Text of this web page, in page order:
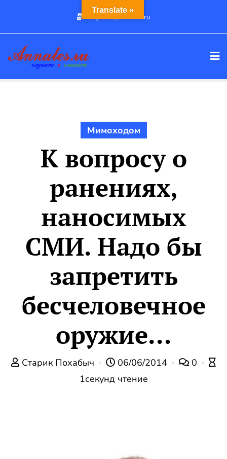
dogstars@annales.ru
Мимоходом
К вопросу о
ранениях,
наносимых
СМИ. Надо бы
запретить
бесчеловечное
оружие…
Старик Похабыч 06/06/2014
0
1секунд чтение
Translate »